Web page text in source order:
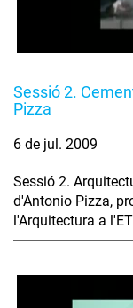
Sessió 2.
Pizza
6 de jul. 2009
Sessió 2.
d'Antonio Pizza,
l'Arquitectura a